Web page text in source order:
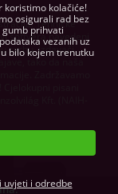
Tehničke
softvera navedeni
svrhu, izdavači
tako da naša
pisani
koristimo kolačiće!
osigurali rad bez
gumb prihvati
vezanih uz
bilo kojem trenutku
uvjeti i odredbe